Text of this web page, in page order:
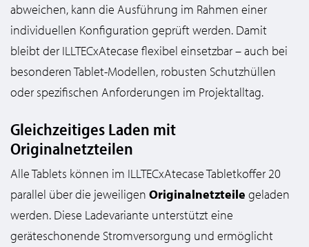
abweichen, kann die Ausführung im Rahmen einer
individuellen Konfiguration geprüft werden. Damit
bleibt der ILLTECxAtecase flexibel einsetzbar – auch bei
besonderen Tablet-Modellen, robusten Schutzhüllen
oder spezifischen Anforderungen im Projektalltag.
Gleichzeitiges Laden mit
Originalnetzteilen
Alle Tablets können im ILLTECxAtecase Tabletkoffer 20
parallel über die jeweiligen Originalnetzteile geladen
werden. Diese Ladevariante unterstützt eine
geräteschonende Stromversorgung und ermöglicht